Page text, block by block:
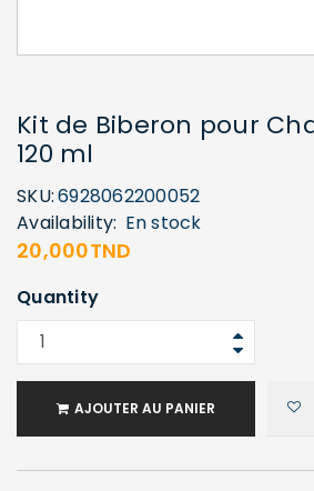
Kit de Biberon pour
120 ml
SKU:6928062200052
Availability: En stock
20,000TND
Quantity
AJOUTER AU PANIER